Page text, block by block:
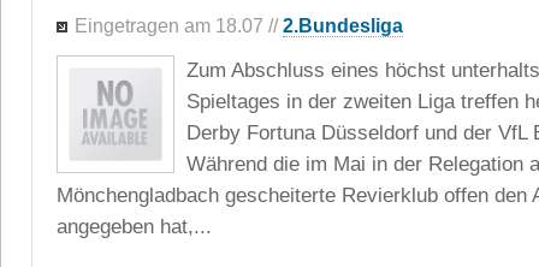
Eingetragen am 18.07 //2.Bundesliga
Zum Abschluss eines höchst
Spieltages in der zweiten Liga treffen
Derby Fortuna Düsseldorf und der VfL
Während die im Mai in der Relegation
Mönchengladbach gescheiterte Revierklub offen den
angegeben hat,...